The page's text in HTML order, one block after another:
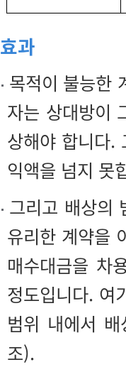
효과
목적이 불능한
자는 상대방이
상해야 합니다.
익액을 넘지 못
그리고 배상의
유리한 계약을
매수대금을 차
정도입니다. 여
범위 내에서
조).